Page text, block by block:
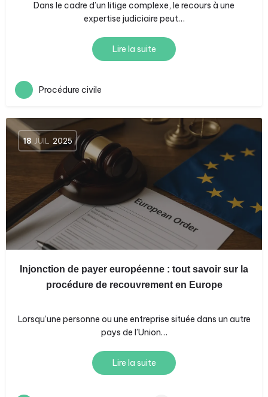
Dans le cadre d’un litige complexe, le recours à une
expertise judiciaire peut…
Lire la suite
Procédure civile
18 JUIL 2025
Injonction de payer européenne : tout savoir sur la
procédure de recouvrement en Europe
Lorsqu’une personne ou une entreprise située dans un autre
pays de l’Union…
Lire la suite